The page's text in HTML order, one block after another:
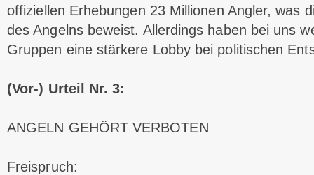
offiziellen Erhebungen 23 Millionen Angler, was
des Angelns beweist. Allerdings haben bei uns
Gruppen eine stärkere Lobby bei politischen
(Vor-) Urteil Nr. 3:
ANGELN GEHÖRT VERBOTEN
Freispruch: